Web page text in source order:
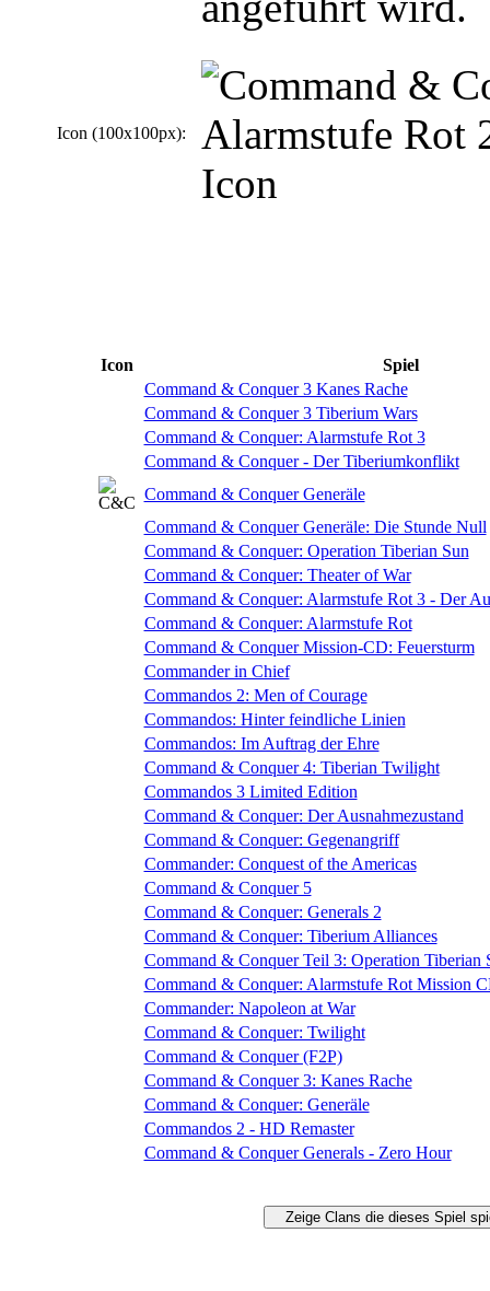
Icon (100x100px):
Icon
Spiel
Command & Conquer 3 Kanes Rache
Command & Conquer 3 Tiberium Wars
Command & Conquer: Alarmstufe Rot 3
Command & Conquer - Der Tiberiumkonflikt
Command & Conquer Generäle
Command & Conquer Generäle: Die Stunde Null
Command & Conquer: Operation Tiberian Sun
Command & Conquer: Theater of War
Command & Conquer: Alarmstufe Rot 3 - Der
Command & Conquer: Alarmstufe Rot
Command & Conquer Mission-CD: Feuersturm
Commander in Chief
Commandos 2: Men of Courage
Commandos: Hinter feindliche Linien
Commandos: Im Auftrag der Ehre
Command & Conquer 4: Tiberian Twilight
Commandos 3 Limited Edition
Command & Conquer: Der Ausnahmezustand
Command & Conquer: Gegenangriff
Commander: Conquest of the Americas
Command & Conquer 5
Command & Conquer: Generals 2
Command & Conquer: Tiberium Alliances
Command & Conquer Teil 3: Operation Tiberian
Command & Conquer: Alarmstufe Rot Mission
Commander: Napoleon at War
Command & Conquer: Twilight
Command & Conquer (F2P)
Command & Conquer 3: Kanes Rache
Command & Conquer: Generäle
Commandos 2 - HD Remaster
Command & Conquer Generals - Zero Hour